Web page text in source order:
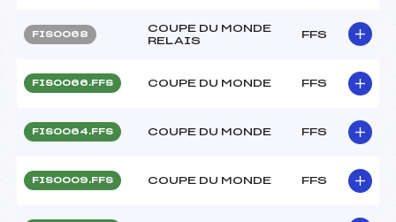
FIS0068
COUPE DU MONDE
RELAIS
FFS
FIS0066.FFS COUPE DU MONDE FFS
FIS0064.FFS COUPE DU MONDE FFS
FIS0009.FFS COUPE DU MONDE FFS